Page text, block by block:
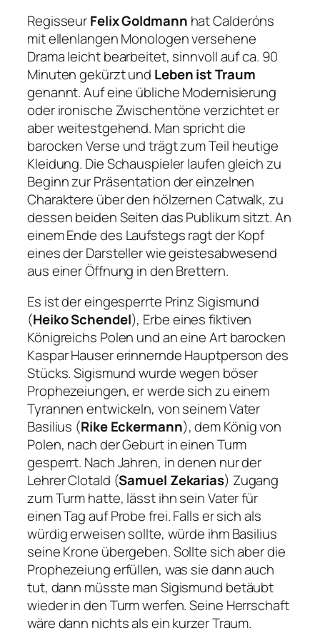
RegisseurFelix Goldmann hat Calderóns
mit ellenlangen Monologen versehene
Drama leicht bearbeitet, sinnvoll auf ca. 90
Minuten gekürzt und Leben ist Traum
genannt. Auf eine übliche Modernisierung
oder ironische Zwischentöne verzichtet er
aber weitestgehend. Man spricht die
barocken Verse und trägt zum Teil heutige
Kleidung. Die Schauspieler laufen gleich zu
Beginn zur Präsentation der einzelnen
Charaktere über den hölzernen Catwalk, zu
dessen beiden Seiten das Publikum sitzt. An
einem Ende des Laufstegs ragt der Kopf
eines der Darsteller wie geistesabwesend
aus einer Öffnung in den Brettern.
Es ist der eingesperrte Prinz Sigismund
(Heiko Schendel), Erbe eines fiktiven
Königreichs Polen und an eine Art barocken
Kaspar Hauser erinnernde Hauptperson des
Stücks. Sigismund wurde wegen böser
Prophezeiungen, er werde sich zu einem
Tyrannen entwickeln, von seinem Vater
Basilius (Rike Eckermann), dem König von
Polen, nach der Geburt in einen Turm
gesperrt. Nach Jahren, in denen nur der
Lehrer Clotald (Samuel Zekarias) Zugang
zum Turm hatte, lässt ihn sein Vater für
einen Tag auf Probe frei. Falls er sich als
würdig erweisen sollte, würde ihm Basilius
seine Krone übergeben. Sollte sich aber die
Prophezeiung erfüllen, was sie dann auch
tut, dann müsste man Sigismund betäubt
wieder in den Turm werfen. Seine Herrschaft
wäre dann nichts als ein kurzer Traum.